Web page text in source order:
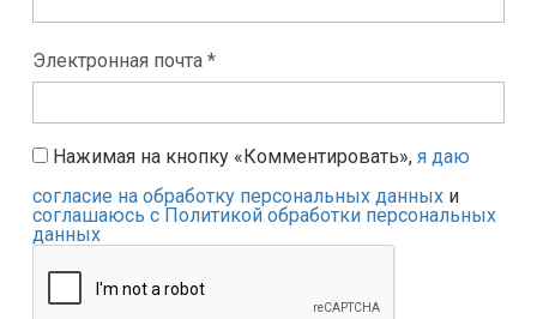
Электронная почта *
Нажимая на кнопку «Комментировать», я даю
согласие на обработку персональных данных и
соглашаюсь с Политикой обработки персональных
данных